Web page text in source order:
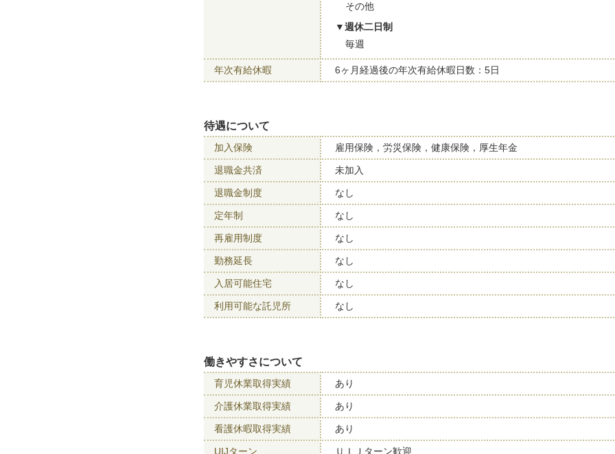
その他
週休二日制
毎週
年次有給休暇 6ヶ月経過後の年次有給休暇日数：5日
待遇について
加入保険 雇用保険，労災保険，健康保険，厚生年金
退職金共済 未加入
退職金制度 なし
定年制 なし
再雇用制度 なし
勤務延長 なし
入居可能住宅 なし
利用可能な託児所 なし
働きやすさについて
育児休業取得実績 あり
介護休業取得実績 あり
看護休暇取得実績 あり
UIJターン ＵＩＪターン歓迎